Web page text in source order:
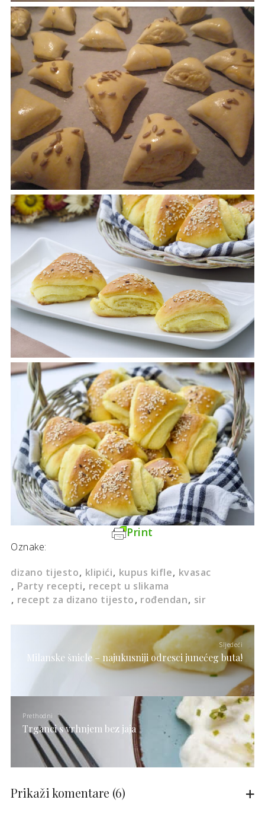
Print
Oznake:
dizano tijesto klipići kupus kifle kvasac
Party recepti recept u slikama
recept za dizano tijesto rođendan sir
Sljedeći
Milanske šnicle – najukusniji odresci junećeg buta!
Prethodni
Trganci s vrhnjem bez jaja
Prikaži komentare (6)